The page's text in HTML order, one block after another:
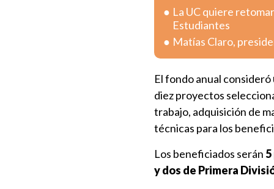
La UC quiere
Estudiantes
Matías Claro,
El fondo anual consideró
diez proyectos
trabajo, adquisición de
técnicas para los
Los beneficiados serán
y dos de Primera